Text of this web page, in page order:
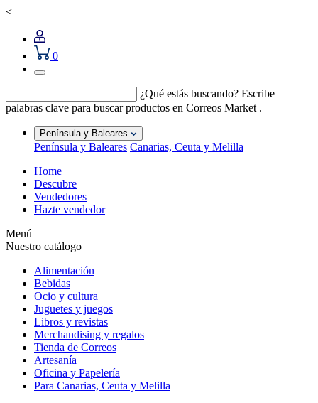
<
0
¿Qué estás buscando? Escribe
palabras clave para buscar productos en Correos Market .
Península y Baleares
Península y Baleares Canarias, Ceuta y Melilla
Home
Descubre
Vendedores
Hazte vendedor
Menú
Nuestro catálogo
Alimentación
Bebidas
Ocio y cultura
Juguetes y juegos
Libros y revistas
Merchandising y regalos
Tienda de Correos
Artesanía
Oficina y Papelería
Para Canarias, Ceuta y Melilla